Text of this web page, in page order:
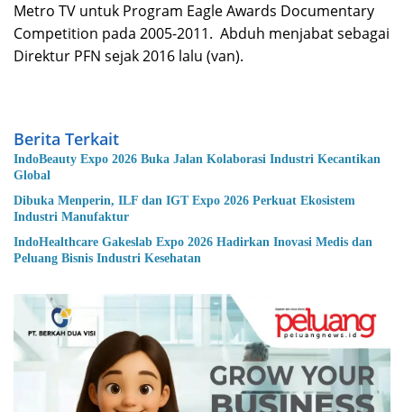
Metro TV untuk Program Eagle Awards Documentary
Competition pada 2005-2011. Abduh menjabat sebagai
Direktur PFN sejak 2016 lalu (van).
Berita Terkait
IndoBeauty Expo 2026 Buka Jalan Kolaborasi Industri Kecantikan
Global
Dibuka Menperin, ILF dan IGT Expo 2026 Perkuat Ekosistem
Industri Manufaktur
IndoHealthcare Gakeslab Expo 2026 Hadirkan Inovasi Medis dan
Peluang Bisnis Industri Kesehatan